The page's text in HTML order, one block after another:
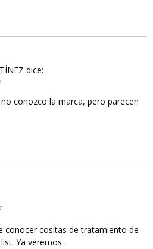
dice:
conozco la marca, pero parecen
conocer cositas de tratamiento de
Ya veremos ..